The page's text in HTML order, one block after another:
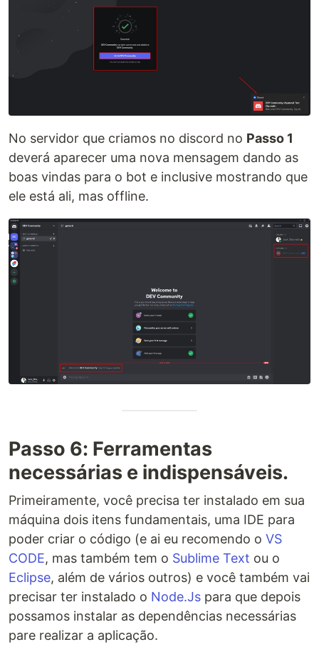
No servidor que criamos no discord no Passo 1
deverá aparecer uma nova mensagem dando as
boas vindas para o bot e inclusive mostrando que
ele está ali, mas offline.
Passo 6: Ferramentas
necessárias e indispensáveis.
Primeiramente, você precisa ter instalado em sua
máquina dois itens fundamentais, uma IDE para
poder criar o código (e ai eu recomendo o VS
CODE, mas também tem o Sublime Text ou o
Eclipse, além de vários outros) e você também vai
precisar ter instalado o Node.Js para que depois
possamos instalar as dependências necessárias
pare realizar a aplicação.